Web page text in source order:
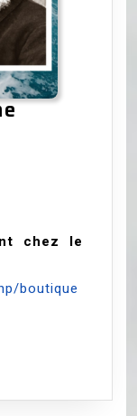
Comme
chez le
boutique